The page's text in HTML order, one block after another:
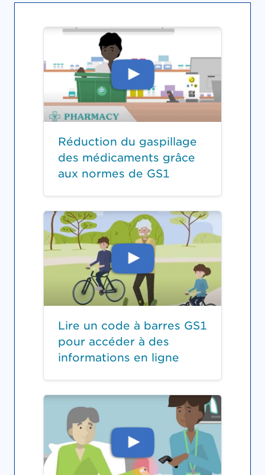
Réduction du gaspillage
des médicaments grâce
aux normes de GS1
Lire un code à barres GS1
pour accéder à des
informations en ligne